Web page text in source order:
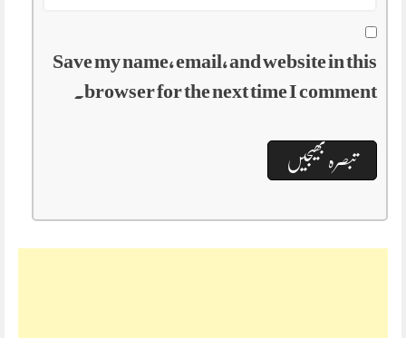
Save my name, email, and website in this
browser for the next time I comment.